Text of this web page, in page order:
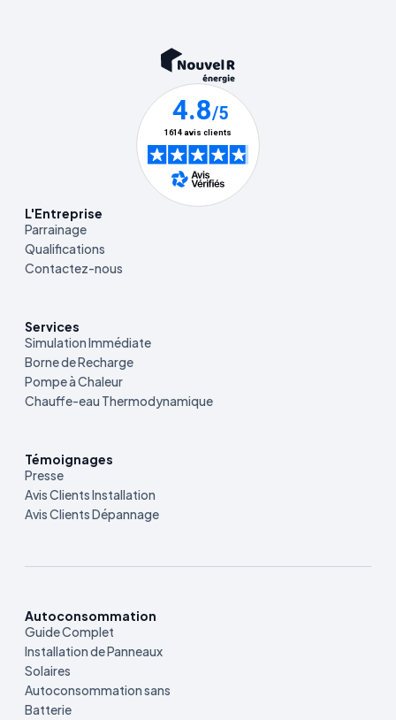
L'Entreprise
Parrainage
Qualifications
Contactez-nous
Services
Simulation Immédiate
Borne de Recharge
Pompe à Chaleur
Chauffe-eau Thermodynamique
Témoignages
Presse
Avis Clients Installation
Avis Clients Dépannage
Autoconsommation
Guide Complet
Installation de Panneaux
Solaires
Autoconsommation sans
Batterie